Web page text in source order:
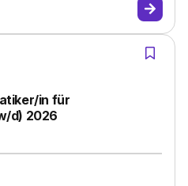
in für
d) 2026